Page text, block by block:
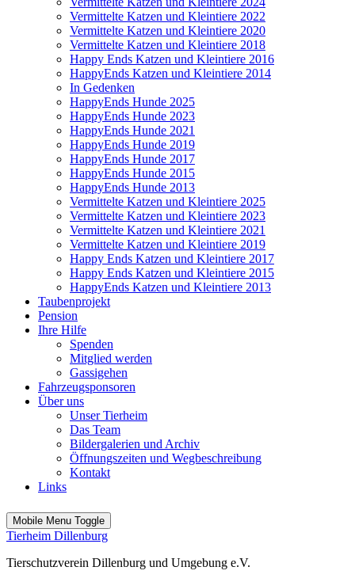
Vermittelte Katzen und Kleintiere 2022
Vermittelte Katzen und Kleintiere 2020
Vermittelte Katzen und Kleintiere 2018
Happy Ends Katzen und Kleintiere 2016
HappyEnds Katzen und Kleintiere 2014
In Gedenken
HappyEnds Hunde 2025
HappyEnds Hunde 2023
HappyEnds Hunde 2021
HappyEnds Hunde 2019
HappyEnds Hunde 2017
HappyEnds Hunde 2015
HappyEnds Hunde 2013
Vermittelte Katzen und Kleintiere 2025
Vermittelte Katzen und Kleintiere 2023
Vermittelte Katzen und Kleintiere 2021
Vermittelte Katzen und Kleintiere 2019
Happy Ends Katzen und Kleintiere 2017
Happy Ends Katzen und Kleintiere 2015
HappyEnds Katzen und Kleintiere 2013
Taubenprojekt
Pension
Ihre Hilfe
Spenden
Mitglied werden
Gassigehen
Fahrzeugsponsoren
Über uns
Unser Tierheim
Das Team
Bildergalerien und Archiv
Öffnungszeiten und Wegbeschreibung
Kontakt
Links
Mobile Menu Toggle
Tierheim Dillenburg
Tierschutzverein Dillenburg und Umgebung e.V.